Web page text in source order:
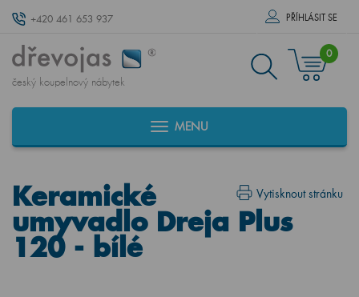
+420 461 653 937 PŘÍHLÁSIT SE
český koupelnový nábytek
0
MENU
Vytisknout stránku
Keramické
umyvadlo Dreja Plus
120 - bílé